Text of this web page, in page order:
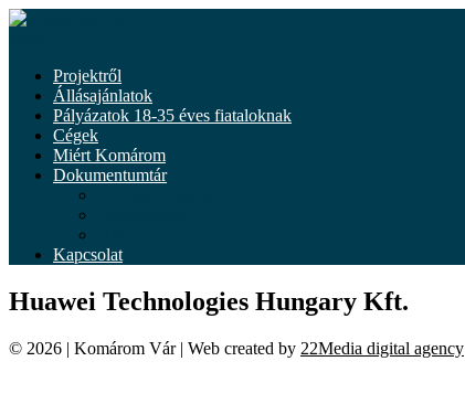
Tovább
Projektről
Állásajánlatok
Pályázatok 18-35 éves fiataloknak
Cégek
Miért Komárom
Dokumentumtár
Kapcsolat
Huawei Technologies Hungary Kft.
© 2026 | Komárom Vár | Web created by 22Media digital agency